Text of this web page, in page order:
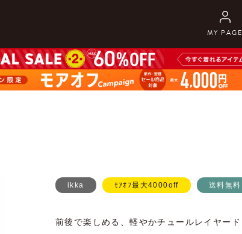
MY PAGE
ikka ﾓｱｵﾌ最大4000off 送料無料
前後で楽しめる、軽やかチュールレイヤード